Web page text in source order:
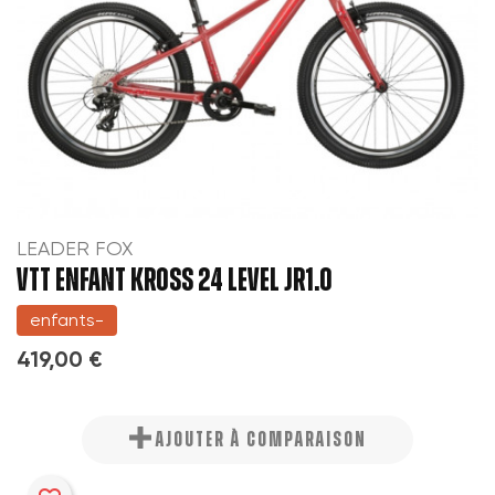
LEADER FOX
VTT ENFANT KROSS 24 LEVEL JR1.0
enfants-
419,00 €
AJOUTER À COMPARAISON